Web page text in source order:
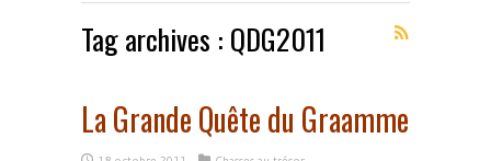
Tag archives : QDG2011
La Grande Quête du Graamme